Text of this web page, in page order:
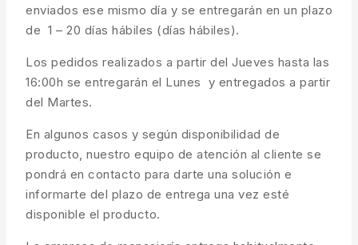
enviados ese mismo día y se entregarán en un plazo
de 1 – 20 días hábiles (días hábiles).
Los pedidos realizados a partir del Jueves hasta las
16:00h se entregarán el Lunes y entregados a partir
del Martes.
En algunos casos y según disponibilidad de
producto, nuestro equipo de atención al cliente se
pondrá en contacto para darte una solución e
informarte del plazo de entrega una vez esté
disponible el producto.